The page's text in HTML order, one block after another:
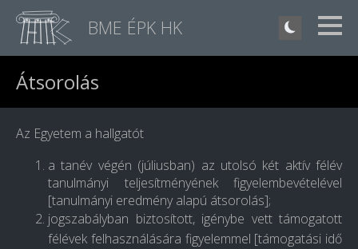
BME ÉPK HK
Átsorolás
Az Egyetem a hallgatót
a tanév végén (júliusban) az utolsó két aktív félév
tanulmányi teljesítményének figyelembevételével
[tanulmányi eredmény alapú átsorolás];
jogszabályban biztosított, igénybe vett támogatott
félévek felhasználására figyelemmel [támogatási idő